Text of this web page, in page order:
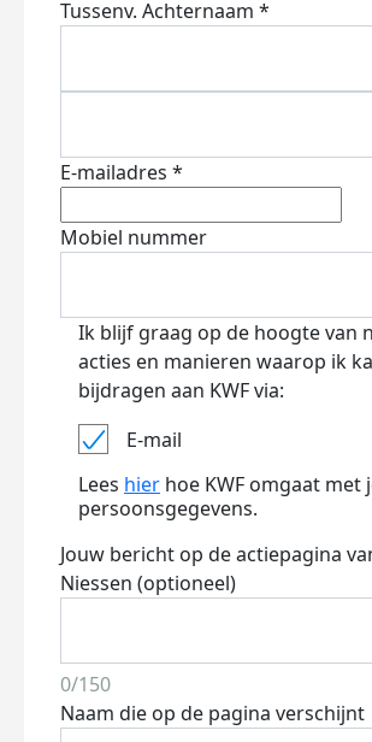
Tussenv. Achternaam *
E-mailadres *
Mobiel nummer
Ik blijf graag op de hoogte van
acties en manieren waarop ik
bijdragen aan KWF via:
E-mail
Lees hier hoe KWF omgaat met
persoonsgegevens.
Jouw bericht op de actiepagina
Niessen (optioneel)
0/150
Naam die op de pagina verschijnt